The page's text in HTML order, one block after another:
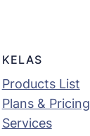
KELAS
Products List
Plans & Pricing
Services